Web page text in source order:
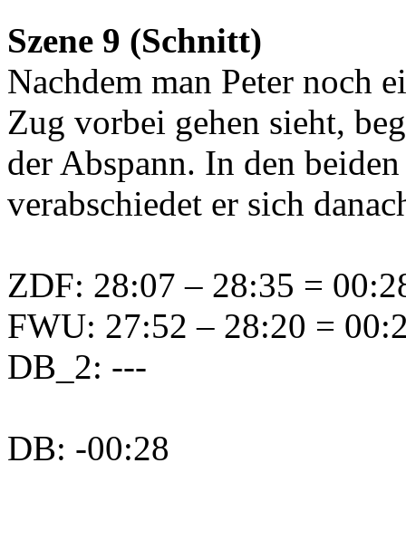
Szene 9 (Schnitt)
Nachdem man Peter noch
Zug vorbei gehen sieht,
der Abspann. In den
verabschiedet er sich
ZDF: 28:07 – 28:35 =
FWU: 27:52 – 28:20 =
DB_2: ---
DB: -00:28